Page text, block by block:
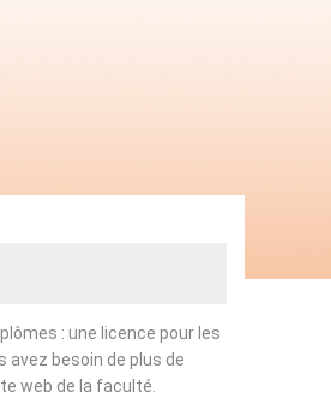
: une licence pour les
avez besoin de plus de
web de la faculté.